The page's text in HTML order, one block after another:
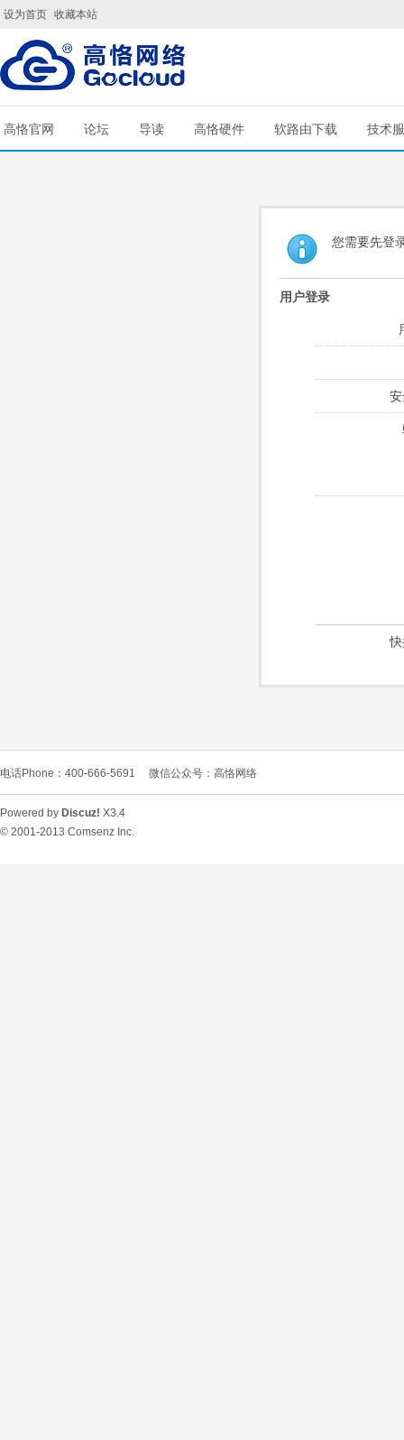
设为首页 收藏本站
高恪官网 论坛 导读 高恪硬件 软路由下载 技术
您需要先登
用户登录
电话Phone：400-666-5691 微信公众号：高恪网络
Powered by Discuz! X3.4
© 2001-2013 Comsenz Inc.